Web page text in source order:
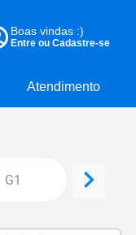
Atendimento
Boas vindas :)
Entre ou Cadastre-se
G1